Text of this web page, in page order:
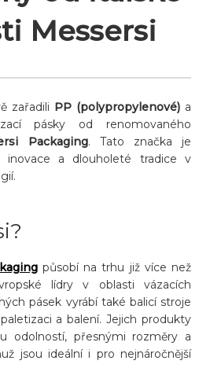
Messersi
zařadili PP (polypropylenové) a
pásky od renomovaného
Packaging. Tato značka je
inovace a dlouholeté tradice v
působí na trhu již více než
lídry v oblasti vázacích
pásek vyrábí také balicí stroje
a balení. Jejich produkty
odolností, přesnými rozměry a
jsou ideální i pro nejnáročnější